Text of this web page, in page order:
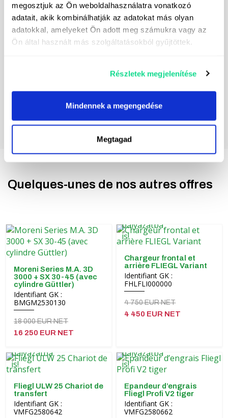
megosztjuk az Ön weboldalhasználatra vonatkozó
adatait, akik kombinálhatják az adatokat más olyan
adatokkal, amelyeket Ön adott meg számukra vagy az
Ön által használt más szolgáltatásokból gyűjtöttek.
Részletek megjelenítése
Mindennek a megengedése
Megtagad
Je consens au traitement de mes données
personnelles dans le but d'envoyer des messages
de marketing direct. Vous trouverez les coordonnées
du responsable du traitement des donnéesici.
Quelques-unes de nos autres offres
Moreni Series M.A. 3D
3000 + SX 30-45 (avec
cylindre Güttler)
Identifiant GK :
BMGM2530130
18 000 EUR NET
16 250 EUR NET
Chargeur frontal et
arrière FLIEGL Variant
Identifiant GK :
FHLFLI000000
4 750 EUR NET
4 450 EUR NET
Fliegl ULW 25 Chariot de
transfert
Identifiant GK :
VMFG2580642
Epandeur d’engrais
Fliegl Profi V2 tiger
Identifiant GK :
VMFG2580662